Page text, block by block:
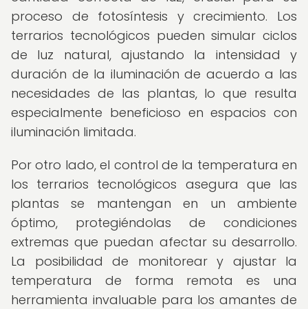
proceso de fotosíntesis y crecimiento. Los
terrarios tecnológicos pueden simular ciclos
de luz natural, ajustando la intensidad y
duración de la iluminación de acuerdo a las
necesidades de las plantas, lo que resulta
especialmente beneficioso en espacios con
iluminación limitada.
Por otro lado, el control de la temperatura en
los terrarios tecnológicos asegura que las
plantas se mantengan en un ambiente
óptimo, protegiéndolas de condiciones
extremas que puedan afectar su desarrollo.
La posibilidad de monitorear y ajustar la
temperatura de forma remota es una
herramienta invaluable para los amantes de